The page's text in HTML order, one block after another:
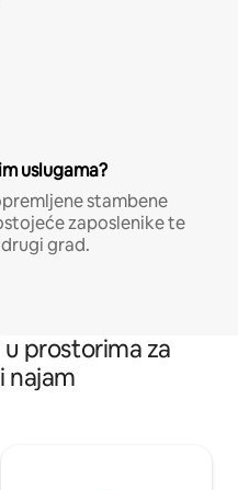
uslugama?
stambene
zaposlenike te
grad.
prostorima za
najam